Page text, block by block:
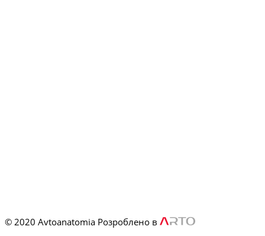
© 2020 Avtoanatomia Розроблено в